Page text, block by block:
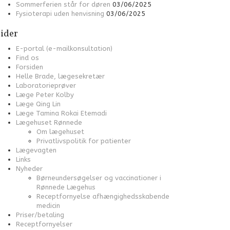
Sommerferien står for døren 03/06/2025
Fysioterapi uden henvisning 03/06/2025
E-portal (e-mailkonsultation)
Find os
Forsiden
Helle Brade, lægesekretær
Laboratorieprøver
Læge Peter Kolby
Læge Qing Lin
Læge Tamina Rokai Etemadi
Lægehuset Rønnede
Om lægehuset
Privatlivspolitik for patienter
Lægevagten
Links
Nyheder
Børneundersøgelser og vaccinationer i
Rønnede Lægehus
Receptfornyelse afhængighedsskabende
medicin
Priser/betaling
Receptfornyelser